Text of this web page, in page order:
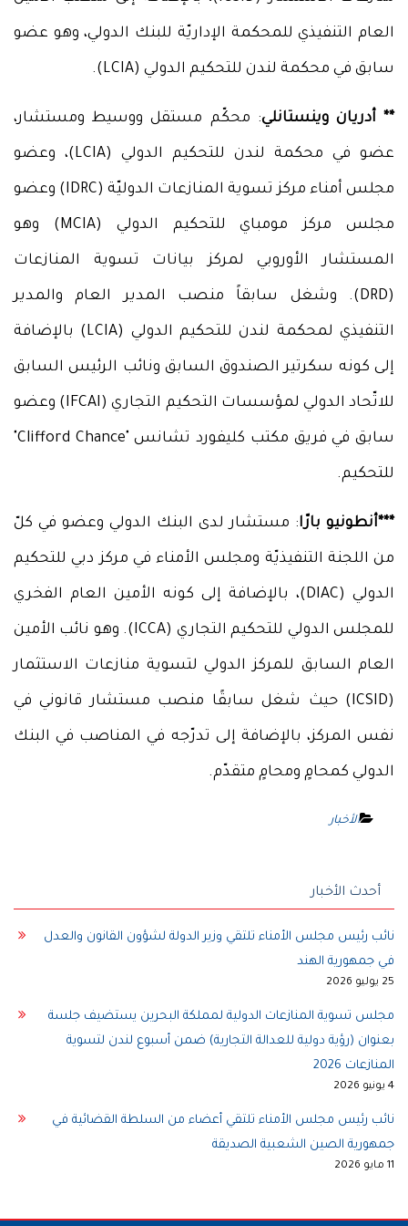
العام التنفيذي للمحكمة الإداريّة للبنك الدولي، وهو عضو
سابق في محكمة لندن للتحكيم الدولي (LCIA).
** أدريان وينستانلي: محكّم مستقل ووسيط ومستشار،
عضو في محكمة لندن للتحكيم الدولي (LCIA)، وعضو
مجلس أمناء مركز تسوية المنازعات الدوليّة (IDRC) وعضو
مجلس مركز مومباي للتحكيم الدولي (MCIA) وهو
المستشار الأوروبي لمركز بيانات تسوية المنازعات
(DRD). وشغل سابقاً منصب المدير العام والمدير
التنفيذي لمحكمة لندن للتحكيم الدولي (LCIA) بالإضافة
إلى كونه سكرتير الصندوق السابق ونائب الرئيس السابق
للاتّحاد الدولي لمؤسسات التحكيم التجاري (IFCAI) وعضو
للتحكيم.
***أنطونيو بارّا: مستشار لدى البنك الدولي وعضو في كلّ
من اللجنة التنفيذيّة ومجلس الأمناء في مركز دبي للتحكيم
الدولي (DIAC)، بالإضافة إلى كونه الأمين العام الفخري
للمجلس الدولي للتحكيم التجاري (ICCA). وهو نائب الأمين
العام السابق للمركز الدولي لتسوية منازعات الاستثمار
(ICSID) حيث شغل سابقًا منصب مستشار قانوني في
نفس المركز، بالإضافة إلى تدرّجه في المناصب في البنك
الدولي كمحامٍ ومحامٍ متقدّم.
الأخبار
أحدث الأخبار
نائب رئيس مجلس الأمناء تلتقي وزير الدولة لشؤون القانون والعدل
في جمهورية الهند
25 يوليو 2026
مجلس تسوية المنازعات الدولية لمملكة البحرين يستضيف جلسة
بعنوان (رؤية دولية للعدالة التجارية) ضمن أسبوع لندن لتسوية
المنازعات 2026
4 يونيو 2026
نائب رئيس مجلس الأمناء تلتقي أعضاء من السلطة القضائية في
جمهورية الصين الشعبية الصديقة
11 مايو 2026